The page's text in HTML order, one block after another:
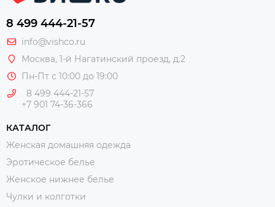
8 499 444-21-57
info@vishco.ru
Москва, 1-й Нагатинский проезд, д.2
Пн-Пт с 10:00 до 19:00
8 499 444-21-57
+7 901 74-36-366
КАТАЛОГ
Женская домашняя одежда
Эротическое белье
Женское нижнее белье
Чулки и колготки